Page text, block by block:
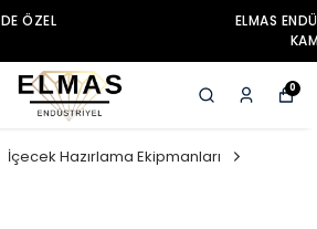
ILE SEÇILI ÜRÜNLERDE ÖZEL
SENI BEKLIYOR !
0
İçecek Hazırlama Ekipmanları